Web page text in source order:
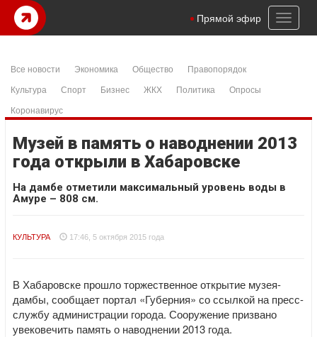
Toggle
Прямой эфир
Все новости Экономика Общество
Правопорядок
Культура
Спорт Бизнес ЖКХ Политика
Опросы
Коронавирус
Музей в память о наводнении 2013
года открыли в Хабаровске
На дамбе отметили максимальный уровень воды в
Амуре – 808 см.
КУЛЬТУРА 17:46, 5 октября 2015 года
В Хабаровске прошло торжественное открытие музея-
дамбы, сообщает портал «Губерния» со ссылкой на пресс-
службу администрации города. Сооружение призвано
увековечить память о наводнении 2013 года.